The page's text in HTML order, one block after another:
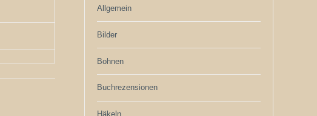
Allgemein
Bilder
Bohnen
Buchrezensionen
Häkeln